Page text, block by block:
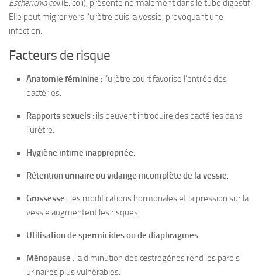
Escherichia coli(E. coli), présente normalement dans le tube digestif.
Elle peut migrer vers l’urètre puis la vessie, provoquant une
infection.
Facteurs de risque
Anatomie féminine : l’urètre court favorise l’entrée des
bactéries.
Rapports sexuels : ils peuvent introduire des bactéries dans
l’urètre.
Hygiène intime inappropriée.
Rétention urinaire ou vidange incomplète de la vessie.
Grossesse : les modifications hormonales et la pression sur la
vessie augmentent les risques.
Utilisation de spermicides ou de diaphragmes.
Ménopause : la diminution des œstrogènes rend les parois
urinaires plus vulnérables.